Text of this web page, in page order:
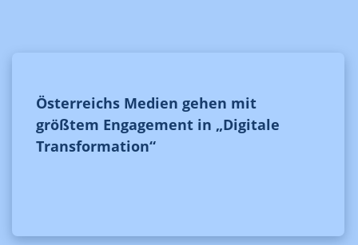
Österreichs Medien gehen mit
größtem Engagement in „Digitale
Transformation“